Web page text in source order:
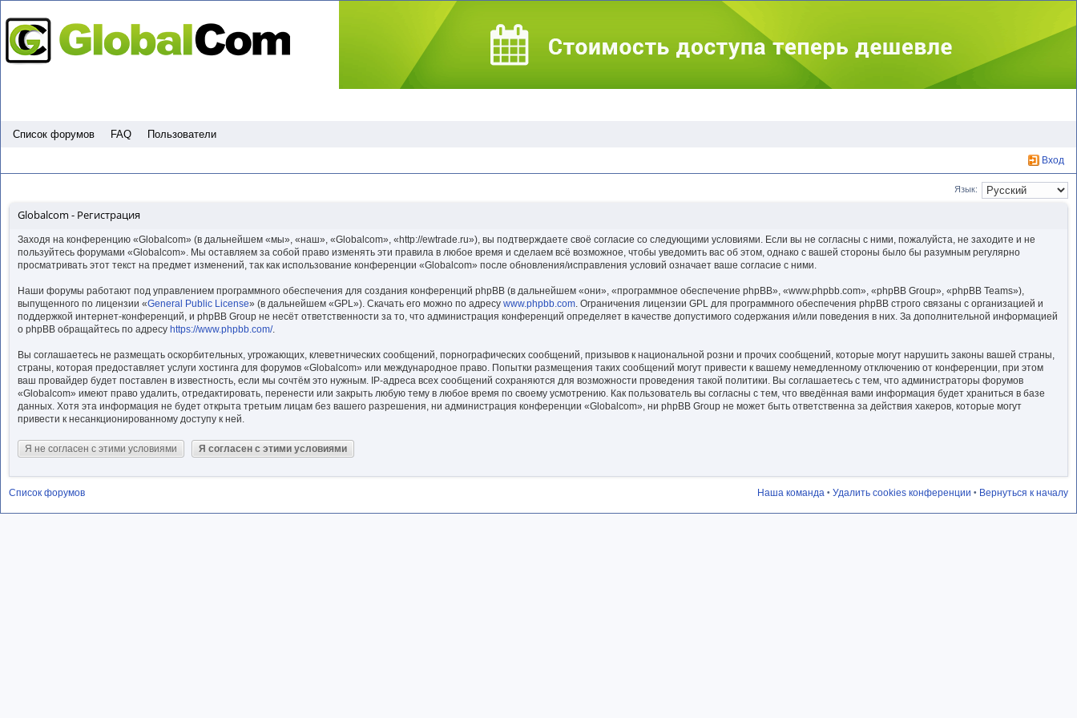
Список форумов FAQ Пользователи
Вход
Язык:
Globalcom - Регистрация
Заходя на конференцию «Globalcom» (в дальнейшем «мы», «наш», «Globalcom», «http://ewtrade.ru»), вы подтверждаете своё согласие со следующими условиями. Если вы не согласны с ними, пожалуйста, не заходите и не
пользуйтесь форумами «Globalcom». Мы оставляем за собой право изменять эти правила в любое время и сделаем всё возможное, чтобы уведомить вас об этом, однако с вашей стороны было бы разумным регулярно
просматривать этот текст на предмет изменений, так как использование конференции «Globalcom» после обновления/исправления условий означает ваше согласие с ними.
Наши форумы работают под управлением программного обеспечения для создания конференций phpBB (в дальнейшем «они», «программное обеспечение phpBB», «www.phpbb.com», «phpBB Group», «phpBB Teams»),
выпущенного по лицензии «General Public License» (в дальнейшем «GPL»). Скачать его можно по адресу www.phpbb.com. Ограничения лицензии GPL для программного обеспечения phpBB строго связаны с организацией и
поддержкой интернет-конференций, и phpBB Group не несёт ответственности за то, что администрация конференций определяет в качестве допустимого содержания и/или поведения в них. За дополнительной информацией
о phpBB обращайтесь по адресу https://www.phpbb.com/.
Вы соглашаетесь не размещать оскорбительных, угрожающих, клеветнических сообщений, порнографических сообщений, призывов к национальной розни и прочих сообщений, которые могут нарушить законы вашей страны,
страны, которая предоставляет услуги хостинга для форумов «Globalcom» или международное право. Попытки размещения таких сообщений могут привести к вашему немедленному отключению от конференции, при этом
ваш провайдер будет поставлен в известность, если мы сочтём это нужным. IP-адреса всех сообщений сохраняются для возможности проведения такой политики. Вы соглашаетесь с тем, что администраторы форумов
«Globalcom» имеют право удалить, отредактировать, перенести или закрыть любую тему в любое время по своему усмотрению. Как пользователь вы согласны с тем, что введённая вами информация будет храниться в базе
данных. Хотя эта информация не будет открыта третьим лицам без вашего разрешения, ни администрация конференции «Globalcom», ни phpBB Group не может быть ответственна за действия хакеров, которые могут
привести к несанкционированному доступу к ней.
Список форумов • Вернуться к началу
• Удалить cookies конференции
Наша команда